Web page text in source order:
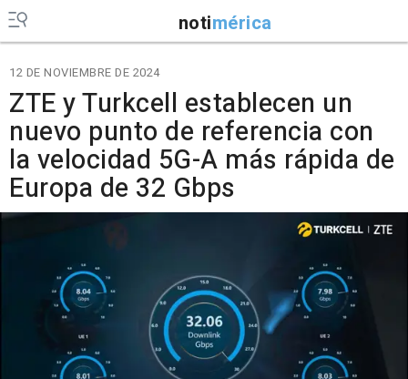
notimérica
12 DE NOVIEMBRE DE 2024
ZTE y Turkcell establecen un
nuevo punto de referencia con
la velocidad 5G-A más rápida de
Europa de 32 Gbps